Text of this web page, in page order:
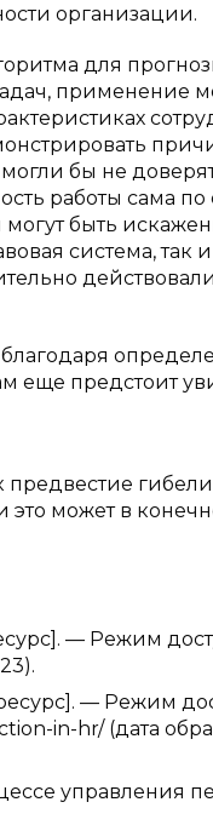
организации.
для
применение
бы не
работы сама по
быть
система, так
еще предстоит
предвестие
это может в
— Режим
— Режим
in-hr/ (дата
управления